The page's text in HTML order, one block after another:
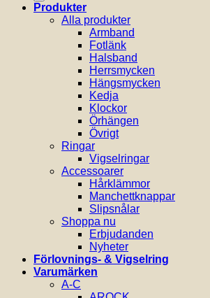
Produkter
Alla produkter
Armband
Fotlänk
Halsband
Herrsmycken
Hängsmycken
Kedja
Klockor
Örhängen
Övrigt
Ringar
Vigselringar
Accessoarer
Hårklämmor
Manchettknappar
Slipsnålar
Shoppa nu
Erbjudanden
Nyheter
Förlovnings- & Vigselring
Varumärken
A-C